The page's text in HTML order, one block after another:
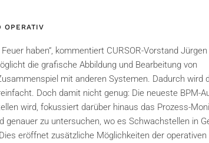
OPERATIV
haben“, kommentiert CURSOR-Vorstand
die grafische Abbildung und Bearbeitung von
mit anderen Systemen. Dadurch wird
Doch damit nicht genug: Die neueste BPM-
wird, fokussiert darüber hinaus das Prozess-
genauer zu untersuchen, wo es Schwachstellen in
eröffnet zusätzliche Möglichkeiten der